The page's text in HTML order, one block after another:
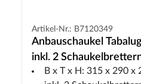
Artikel-Nr.: B7120349
Anbauschaukel
inkl. 2
B x T x H: 315 x 290 x